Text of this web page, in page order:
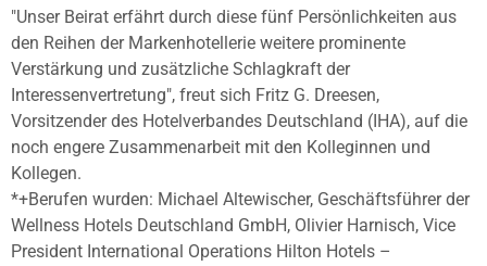
"Unser Beirat erfährt durch diese fünf Persönlichkeiten aus
den Reihen der Markenhotellerie weitere prominente
Verstärkung und zusätzliche Schlagkraft der
Interessenvertretung", freut sich Fritz G. Dreesen,
Vorsitzender des Hotelverbandes Deutschland (IHA), auf die
noch engere Zusammenarbeit mit den Kolleginnen und
Kollegen.
*+Berufen wurden: Michael Altewischer, Geschäftsführer der
Wellness Hotels Deutschland GmbH, Olivier Harnisch, Vice
President International Operations Hilton Hotels –